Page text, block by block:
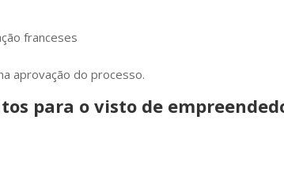
franceses
aprovação do processo.
para o visto de